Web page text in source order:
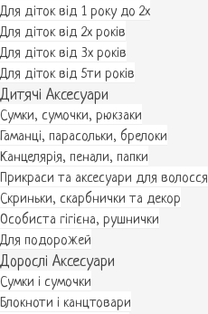
Для діток від 1 року до 2х
Для діток від 2х років
Для діток від 3х років
Для діток від 5ти років
Дитячі Аксесуари
Сумки, сумочки, рюкзаки
Гаманці, парасольки, брелоки
Канцелярія, пенали, папки
Прикраси та аксесуари для волосся
Скриньки, скарбнички та декор
Особиста гігієна, рушнички
Для подорожей
Дорослі Аксесуари
Сумки і сумочки
Блокноти і канцтовари